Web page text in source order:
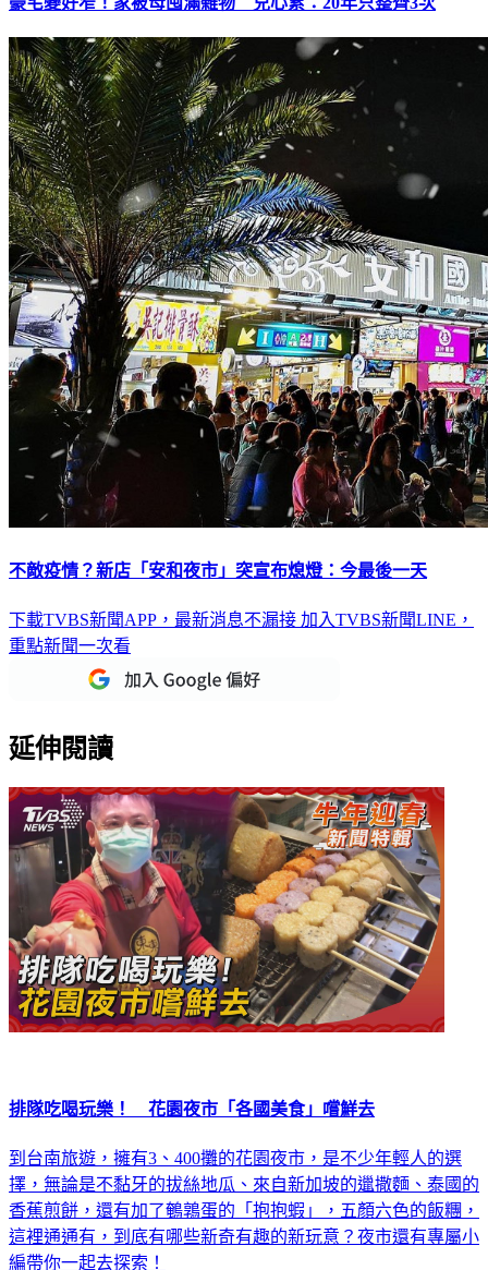
不敵疫情？新店「安和夜市」突宣布熄燈：今最後一天
下載TVBS新聞APP，最新消息不漏接 加入TVBS新聞LINE，
重點新聞一次看
延伸閱讀
排隊吃喝玩樂！ 花園夜市「各國美食」嚐鮮去
到台南旅遊，擁有3、400攤的花園夜市，是不少年輕人的選
擇，無論是不黏牙的拔絲地瓜、來自新加坡的邋撒麵、泰國的
香蕉煎餅，還有加了鵪鶉蛋的「抱抱蝦」，五顏六色的飯糰，
這裡通通有，到底有哪些新奇有趣的新玩意？夜市還有專屬小
編帶你一起去探索！